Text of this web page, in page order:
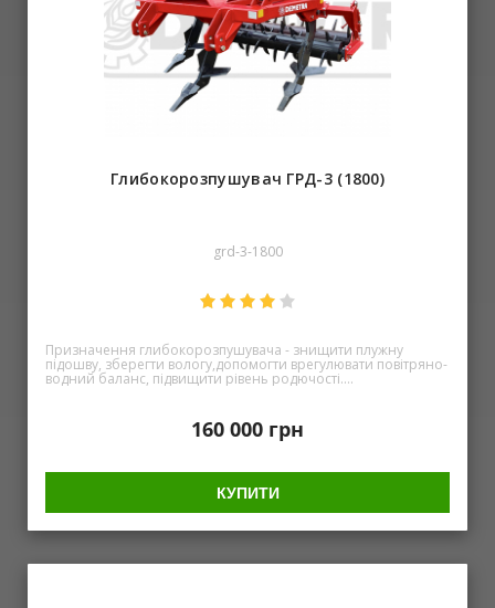
Глибокорозпушувач ГРД-3 (1800)
grd-3-1800
Призначення глибокорозпушувача - знищити плужну
підошву, зберегти вологу,допомогти врегулювати повітряно-
водний баланс, підвищити рівень родючості.
капілярної системи ґрунту; активації біологічних процесів,
під час проходження тракторів з іншими обладнанням.
матеріалів та зниженню навантаження на сервіс; Основні
1,5 (1,8) Потужність трактора від, к. с. 80 Рабоча швидкість, км/
160 000 грн
КУПИТИ